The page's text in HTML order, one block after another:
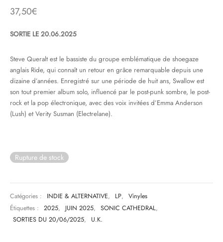
37,50€
SORTIE LE 20.06.2025
Steve Queralt est le bassiste du groupe emblématique de shoegaze
anglais Ride, qui connaît un retour en grâce remarquable depuis une
dizaine d’années. Enregistré sur une période de huit ans, Swallow est
son tout premier album solo, influencé par le post-punk sombre, le post-
rock et la pop électronique, avec des voix invitées d’Emma Anderson
(Lush) et Verity Susman (Electrelane).
Rupture de stock
Catégories : INDIE & ALTERNATIVE, LP,
Vinyles
Étiquettes :
2025, JUIN 2025, SONIC CATHEDRAL,
SORTIES DU 20/06/2025, U.K.
MUSIQUES IMPROVISEES
DU MONDE
DAY 2025